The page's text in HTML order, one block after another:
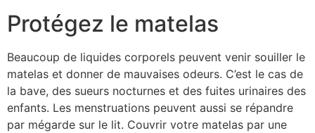
Protégez le matelas
Beaucoup de liquides corporels peuvent venir souiller le
matelas et donner de mauvaises odeurs. C’est le cas de
la bave, des sueurs nocturnes et des fuites urinaires des
enfants. Les menstruations peuvent aussi se répandre
par mégarde sur le lit. Couvrir votre matelas par une